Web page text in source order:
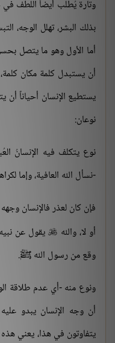
وتارة يُطلب أيضاً اللطف في
بذلك البشر، تهلل الوجه،
أما الأول وهو ما يتصل
أن يستبدل كلمة مكان
يستطيع الإنسان أحياناً أن
نوعان:
نوع يتكلف فيه الإنسانُ
-نسأل الله العافية، وإما
فإن كان لعذر فالإنسان
أو لا، والله يقول عن
وقع من رسول الله ﷺ.
ونوع منه -أي عدم طلاقة
أن وجه الإنسان يبدو
يتفاوتون في هذا، يعني هذه